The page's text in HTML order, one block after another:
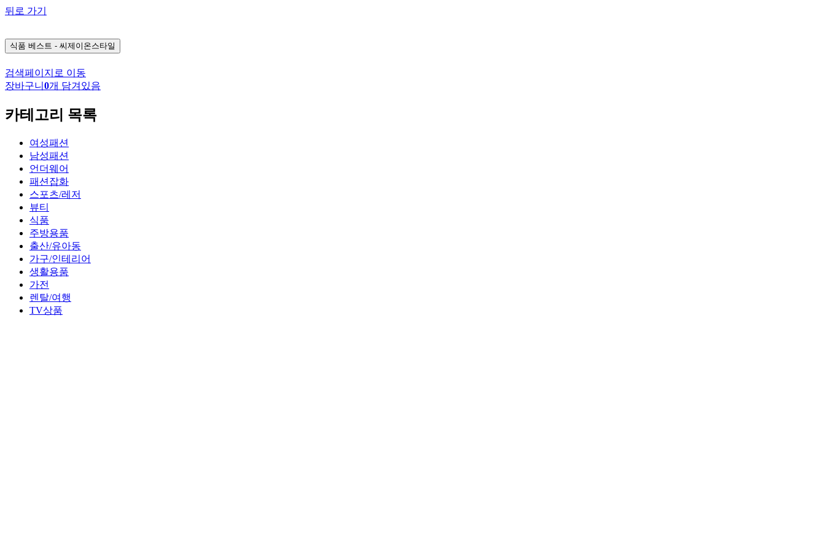
뒤로 가기
식품 베스트 - 씨제이온스타일
검색페이지로 이동
장바구니 0개 담겨있음
카테고리 목록
여성패션
남성패션
언더웨어
패션잡화
스포츠/레저
뷰티
식품
주방용품
출산/유아동
가구/인테리어
생활용품
가전
렌탈/여행
TV상품